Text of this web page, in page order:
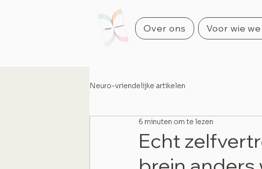
Over ons Voor wie
Neuro-vriendelijke artikelen
Echt
6 minuten om te lezen